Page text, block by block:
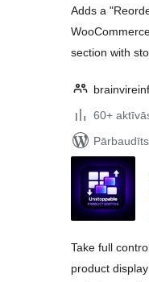
Adds a
section with
60+
Take full
product